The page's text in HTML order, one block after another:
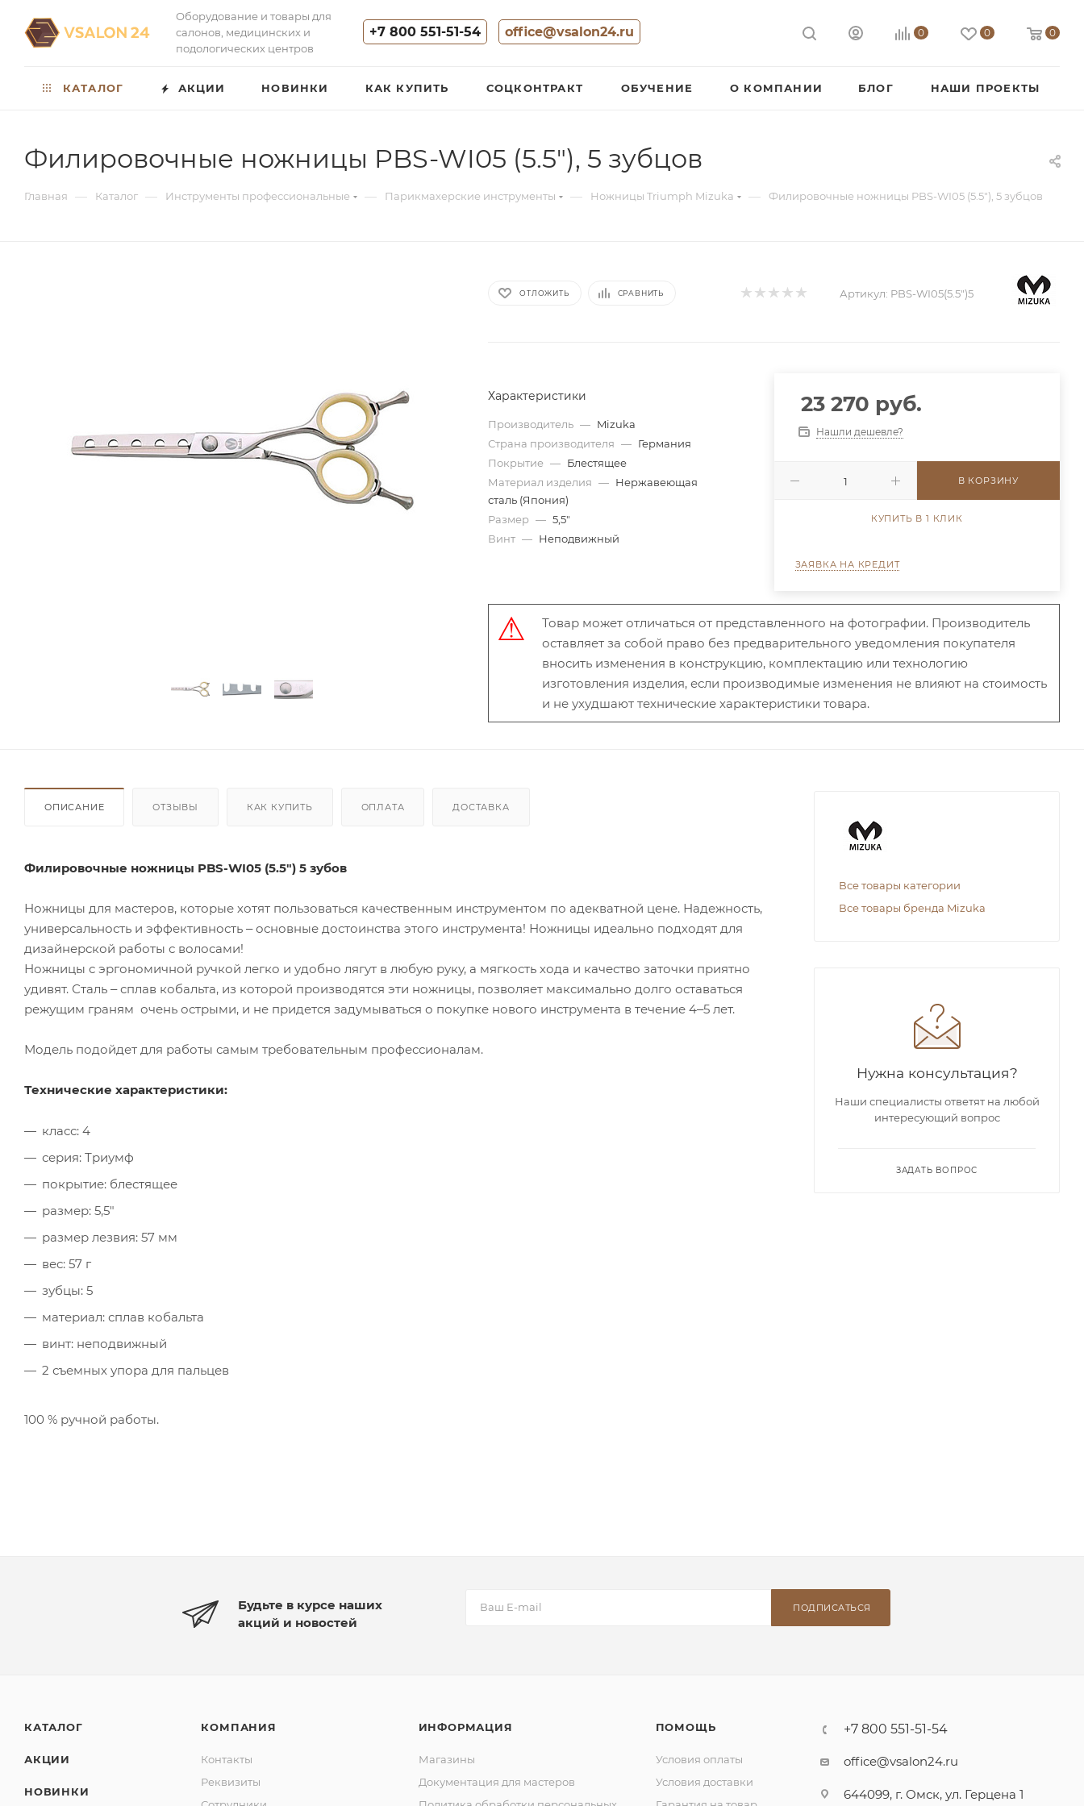
Оборудование и товары для
салонов, медицинских и
подологических центров
+7 800 551-51-54 office@vsalon24.ru 0 0 0
КАТАЛОГ АКЦИИ НОВИНКИ КАК КУПИТЬ СОЦКОНТРАКТ ОБУЧЕНИЕ О КОМПАНИИ БЛОГ НАШИ ПРОЕКТЫ
Филировочные ножницы PBS-WI05 (5.5"), 5 зубцов
Главная — Каталог — Инструменты профессиональные — Парикмахерские инструменты — Ножницы Triumph Mizuka — Филировочные ножницы PBS-WI05 (5.5"), 5 зубцов
ОТЛОЖИТЬ СРАВНИТЬ Артикул: PBS-WI05(5.5")5
Характеристики
Производитель — Mizuka
Страна производителя — Германия
Покрытие — Блестящее
Материал изделия — Нержавеющая
сталь (Япония)
Размер — 5,5"
Винт — Неподвижный
23 270 руб.
Нашли дешевле?
В КОРЗИНУ
КУПИТЬ В 1 КЛИК
ЗАЯВКА НА КРЕДИТ
Товар может отличаться от представленного на фотографии. Производитель
оставляет за собой право без предварительного уведомления покупателя
вносить изменения в конструкцию, комплектацию или технологию
изготовления изделия, если производимые изменения не влияют на стоимость
и не ухудшают технические характеристики товара.
ОПИСАНИЕ ОТЗЫВЫ КАК КУПИТЬ ОПЛАТА ДОСТАВКА
Филировочные ножницы PBS-WI05 (5.5") 5 зубов
Ножницы для мастеров, которые хотят пользоваться качественным инструментом по адекватной цене. Надежность,
универсальность и эффективность ‒ основные достоинства этого инструмента! Ножницы идеально подходят для
дизайнерской работы с волосами!
Ножницы с эргономичной ручкой легко и удобно лягут в любую руку, а мягкость хода и качество заточки приятно
удивят. Сталь ‒ сплав кобальта, из которой производятся эти ножницы, позволяет максимально долго оставаться
режущим граням очень острыми, и не придется задумываться о покупке нового инструмента в течение 4‒5 лет.
Модель подойдет для работы самым требовательным профессионалам.
Технические характеристики:
класс: 4
серия: Триумф
покрытие: блестящее
размер: 5,5"
размер лезвия: 57 мм
вес: 57 г
зубцы: 5
материал: сплав кобальта
винт: неподвижный
2 съемных упора для пальцев
100 % ручной работы.
Все товары категории
Все товары бренда Mizuka
Нужна консультация?
Наши специалисты ответят на любой
интересующий вопрос
ЗАДАТЬ ВОПРОС
Будьте в курсе наших
акций и новостей
ПОДПИСАТЬСЯ
КАТАЛОГ
АКЦИИ
НОВИНКИ
КОМПАНИЯ
Контакты
Реквизиты
ИНФОРМАЦИЯ
Магазины
Документация для мастеров
ПОМОЩЬ
Условия оплаты
Условия доставки
+7 800 551-51-54
office@vsalon24.ru
644099, г. Омск, ул. Герцена 1